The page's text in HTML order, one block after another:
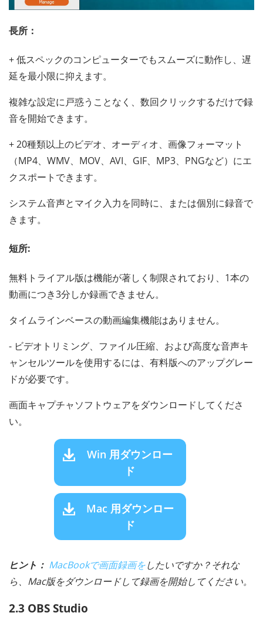
長所：
+ 低スペックのコンピューターでもスムーズに動作し、遅
延を最小限に抑えます。
複雑な設定に戸惑うことなく、数回クリックするだけで録
音を開始できます。
+ 20種類以上のビデオ、オーディオ、画像フォーマット
（MP4、WMV、MOV、AVI、GIF、MP3、PNGなど）にエ
クスポートできます。
システム音声とマイク入力を同時に、または個別に録音で
きます。
短所:
無料トライアル版は機能が著しく制限されており、1本の
動画につき3分しか録画できません。
タイムラインベースの動画編集機能はありません。
- ビデオトリミング、ファイル圧縮、および高度な音声キ
ャンセルツールを使用するには、有料版へのアップグレー
ドが必要です。
画面キャプチャソフトウェアをダウンロードしてくださ
い。
Win 用ダウンロー
ド
Mac 用ダウンロー
ド
ヒント： MacBookで画面録画をしたいですか？それな
ら、Mac版をダウンロードして録画を開始してください。
2.3 OBS Studio